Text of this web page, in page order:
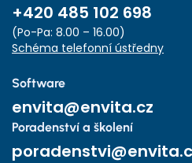
+420 485 102 698
(Po-Pa: 8.00 – 16.00)
Schéma telefonní ústředny
Software
envita@envita.cz
Poradenství a školení